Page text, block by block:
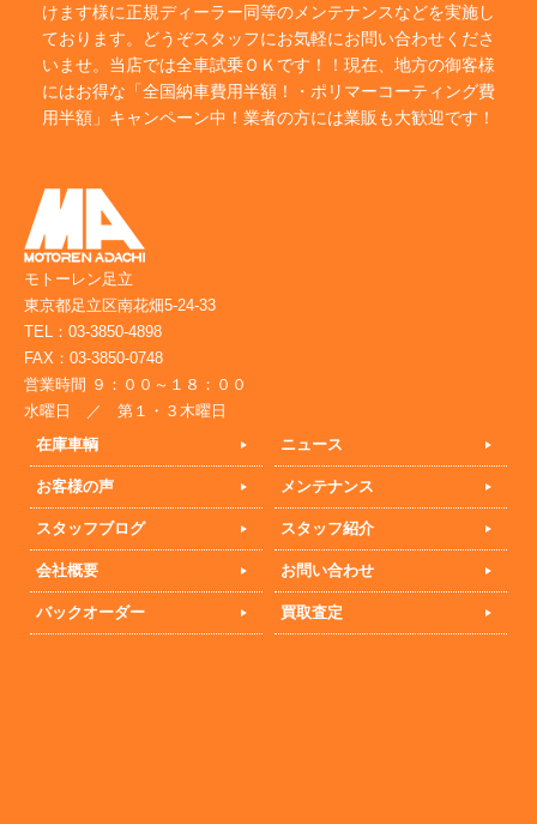
けます様に正規ディーラー同等のメンテナンスなどを実施し
ております。どうぞスタッフにお気軽にお問い合わせくださ
いませ。当店では全車試乗ＯＫです！！現在、地方の御客様
にはお得な「全国納車費用半額！・ポリマーコーティング費
用半額」キャンペーン中！業者の方には業販も大歓迎です！
モトーレン足立
東京都足立区南花畑5-24-33
TEL：03-3850-4898
FAX：03-3850-0748
営業時間 ９：００～１８：００
水曜日 ／ 第１・３木曜日
在庫車輌
ニュース
お客様の声 メンテナンス
スタッフブログ スタッフ紹介
会社概要 お問い合わせ
バックオーダー 買取査定